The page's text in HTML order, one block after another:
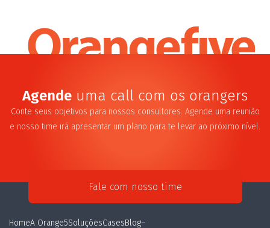
Agende uma call com os orangers
Conte seus objetivos para nossos consultores. Agende uma reunião
e nosso time irá apresentar um plano para te levar ao próximo nível.
Fale com nosso time
HomeA Orange5SoluçõesCasesBlog–